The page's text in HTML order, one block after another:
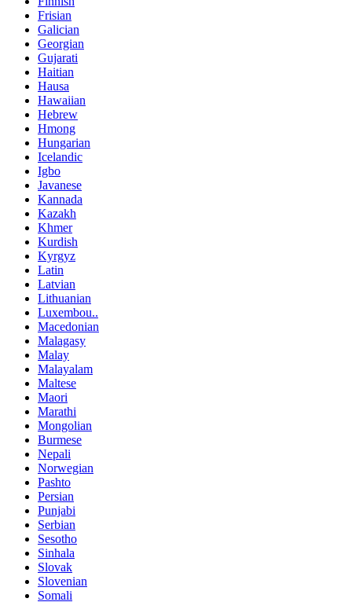
Frisian
Galician
Georgian
Gujarati
Haitian
Hausa
Hawaiian
Hebrew
Hmong
Hungarian
Icelandic
Igbo
Javanese
Kannada
Kazakh
Khmer
Kurdish
Kyrgyz
Latin
Latvian
Lithuanian
Luxembou..
Macedonian
Malagasy
Malay
Malayalam
Maltese
Maori
Marathi
Mongolian
Burmese
Nepali
Norwegian
Pashto
Persian
Punjabi
Serbian
Sesotho
Sinhala
Slovak
Slovenian
Somali